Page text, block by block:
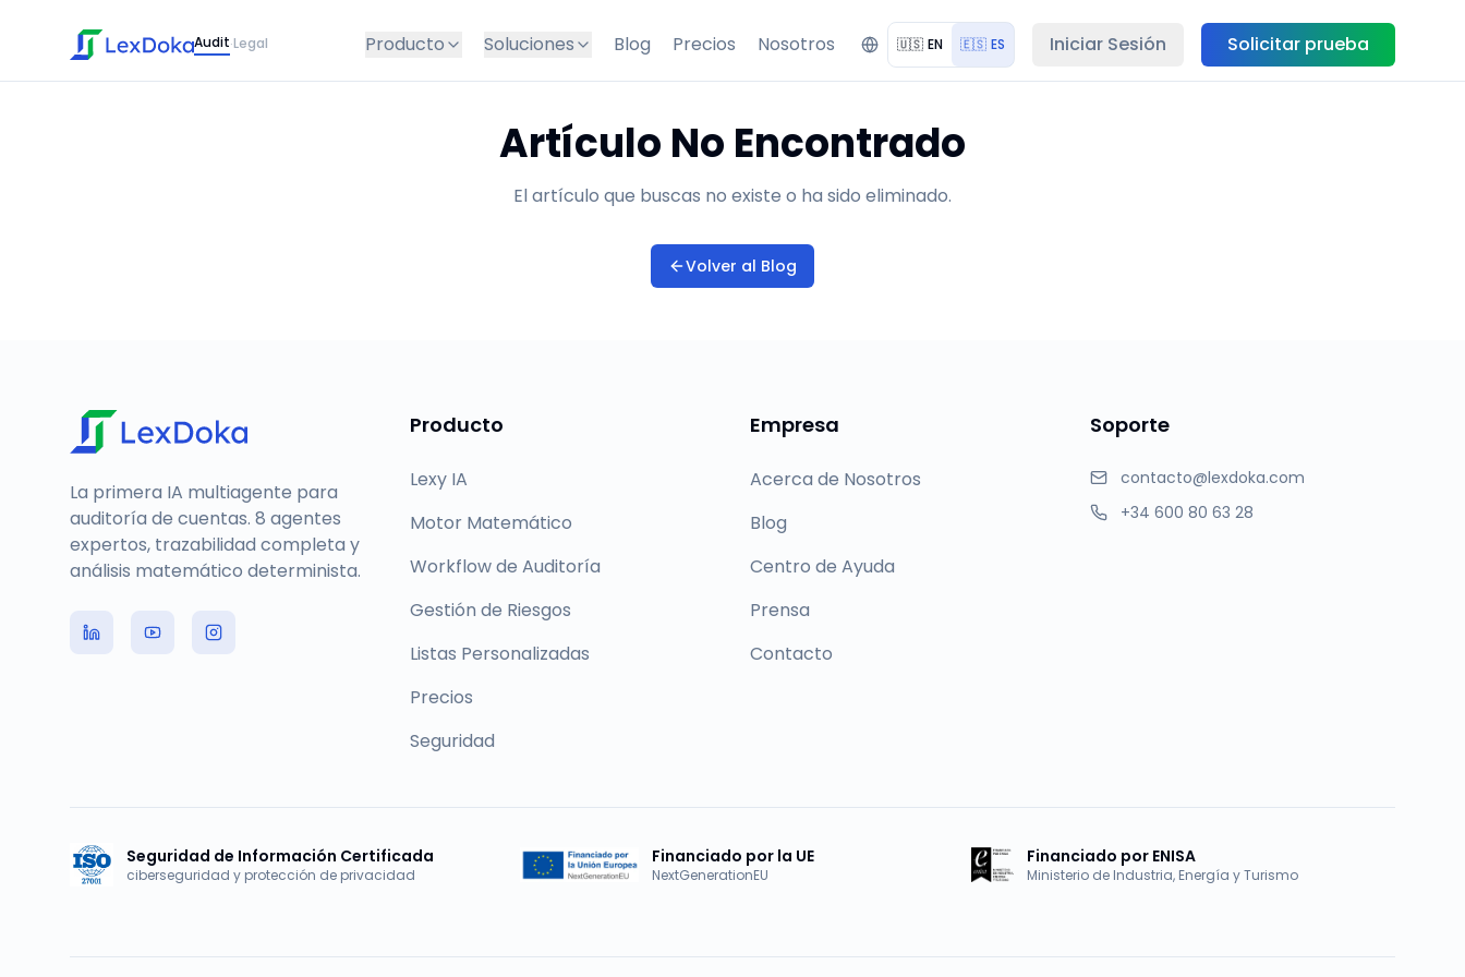
Audit·Legal Producto Soluciones Blog Precios Nosotros 🇺🇸 EN 🇪🇸 ES Iniciar Sesión Solicitar prueba
Artículo No Encontrado
El artículo que buscas no existe o ha sido eliminado.
Volver al Blog
La primera IA multiagente para
auditoría de cuentas. 8 agentes
expertos, trazabilidad completa y
análisis matemático determinista.
Producto
Lexy IA
Motor Matemático
Workflow de Auditoría
Gestión de Riesgos
Listas Personalizadas
Precios
Seguridad
Empresa
Acerca de Nosotros
Blog
Centro de Ayuda
Prensa
Contacto
Soporte
contacto@lexdoka.com
+34 600 80 63 28
Seguridad de Información Certificada
ciberseguridad y protección de privacidad
Financiado por la UE
NextGenerationEU
Financiado por ENISA
Ministerio de Industria, Energía y Turismo